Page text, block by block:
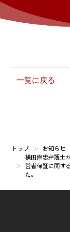
一覧に戻る
トップ
お知らせ
横田直忠弁護士
営者保証に関す
た。